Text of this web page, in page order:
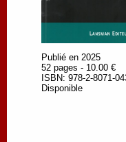
Publié en 2025
52 pages - 10.00 €
ISBN: 978-2-8071-
Disponible